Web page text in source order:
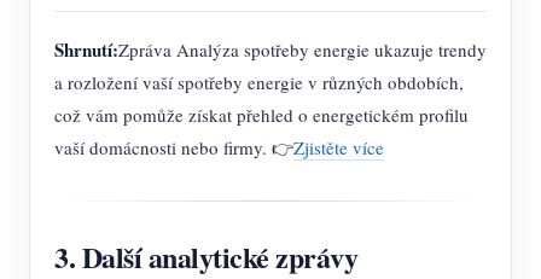
Shrnutí:Zpráva Analýza spotřeby energie ukazuje trendy
a rozložení vaší spotřeby energie v různých obdobích,
což vám pomůže získat přehled o energetickém profilu
vaší domácnosti nebo firmy. 👉Zjistěte více
3. Další analytické zprávy